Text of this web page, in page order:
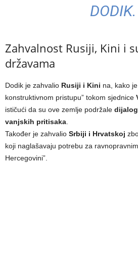
DODIK.
Zahvalnost Rusiji, Kini i
državama
Dodik je zahvalio Rusiji i Kini na, kako
konstruktivnom pristupu” tokom sjednice
ističući da su ove zemlje podržale
vanjskih pritisaka
Također je zahvalio Srbiji i Hrvatskoj
koji naglašavaju potrebu za
Hercegovini”.